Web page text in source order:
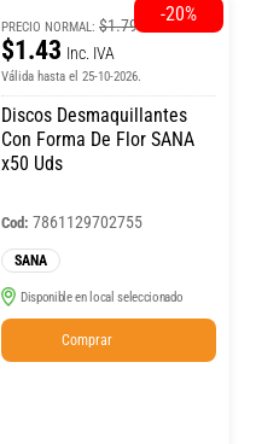
PRECIO NORMAL: $1.79
$1.43 Inc. IVA
Válida hasta el 25-10-2026.
Discos Desmaquillantes
Con Forma De Flor SANA
x50 Uds
Cod: 7861129702755
SANA
Disponible en local seleccionado
Comprar
-20%